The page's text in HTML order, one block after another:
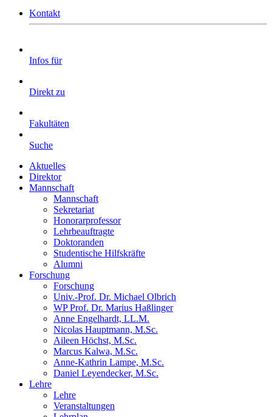
Kontakt
Infos für
Direkt zu
Fakultäten
Suche
Aktuelles
Direktor
Mannschaft
Mannschaft
Sekretariat
Honorarprofessor
Lehrbeauftragte
Doktoranden
Studentische Hilfskräfte
Alumni
Forschung
Forschung
Univ.-Prof. Dr. Michael Olbrich
WP Prof. Dr. Marius Haßlinger
Anne Engelhardt, LL.M.
Nicolas Hauptmann, M.Sc.
Aileen Höchst, M.Sc.
Marcus Kalwa, M.Sc.
Anne-Kathrin Lampe, M.Sc.
Daniel Leyendecker, M.Sc.
Lehre
Lehre
Veranstaltungen